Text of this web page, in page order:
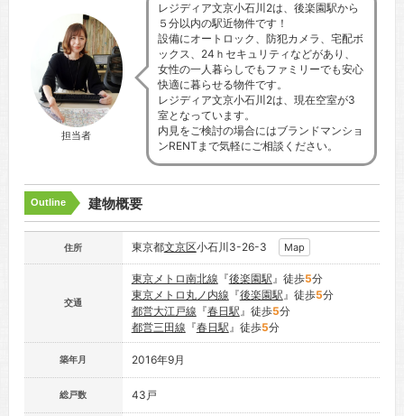
担当者
レジディア文京小石川2は、後楽園駅から
５分以内の駅近物件です！
設備にオートロック、防犯カメラ、宅配ボ
ックス、24ｈセキュリティなどがあり、
女性の一人暮らしでもファミリーでも安心
快適に暮らせる物件です。
レジディア文京小石川2は、現在空室が3
室となっています。
内見をご検討の場合にはブランドマンショ
ンRENTまで気軽にご相談ください。
Outline 建物概要
住所 東京都文京区小石川3-26-3 Map
交通
東京メトロ南北線 『後楽園駅』徒歩5分
東京メトロ丸ノ内線 『後楽園駅』徒歩5分
都営大江戸線 『春日駅』徒歩5分
都営三田線 『春日駅』徒歩5分
築年月 2016年9月
総戸数 43戸